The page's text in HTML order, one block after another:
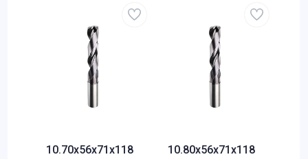
10.70x56x71x118
10.80x56x71x118